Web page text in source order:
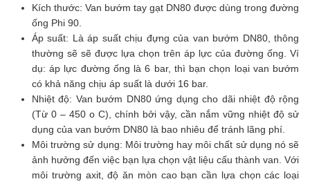
Kích thước: Van bướm tay gạt DN80 được dùng trong đường
ống Phi 90.
Áp suất: Là áp suất chịu đựng của van bướm DN80, thông
thường sẽ sẽ được lựa chọn trên áp lực của đường ống. Ví
dụ: áp lực đường ống là 6 bar, thì bạn chọn loại van bướm
có khả năng chịu áp suất là dưới 16 bar.
Nhiệt độ: Van bướm DN80 ứng dụng cho dãi nhiệt độ rộng
(Từ 0 – 450 o C), chính bởi vậy, cần nắm vững nhiệt độ sử
dụng của van bướm DN80 là bao nhiêu để tránh lãng phí.
Môi trường sử dụng: Môi trường hay môi chất sử dụng nó sẽ
ảnh hưởng đến việc bạn lựa chọn vật liệu cấu thành van. Với
môi trường axit, độ ăn mòn cao bạn cần lựa chọn các loại